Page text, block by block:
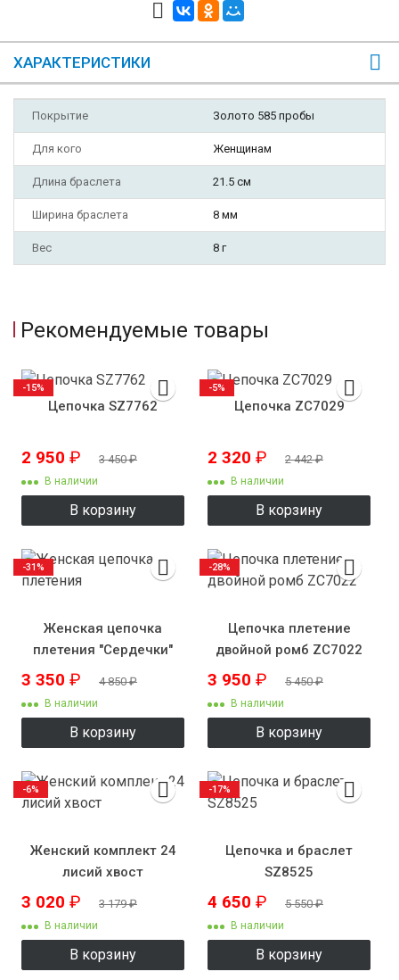
ХАРАКТЕРИСТИКИ
Покрытие Золото 585 пробы
Для кого Женщинам
Длина браслета 21.5 см
Ширина браслета 8 мм
Вес 8 г
Рекомендуемые товары
Цепочка SZ7762
2 950 ₽ 3 450₽
В наличии
В корзину
-15%
Цепочка ZC7029
2 320 ₽ 2 442₽
В наличии
В корзину
-5%
Женская цепочка
плетения "Сердечки"
3 350 ₽ 4 850₽
В наличии
В корзину
-31%
Цепочка плетение
двойной ромб ZC7022
3 950 ₽ 5 450₽
В наличии
В корзину
-28%
Женский комплект 24
лисий хвост
3 020 ₽ 3 179₽
В наличии
В корзину
-6%
Цепочка и браслет
SZ8525
4 650 ₽ 5 550₽
В наличии
В корзину
-17%